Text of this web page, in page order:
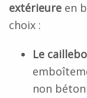
extérieure en
choix :
Le
non